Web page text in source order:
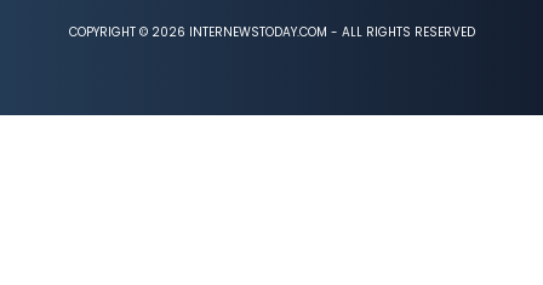
COPYRIGHT © 2026 INTERNEWSTODAY.COM - ALL RIGHTS RESERVED